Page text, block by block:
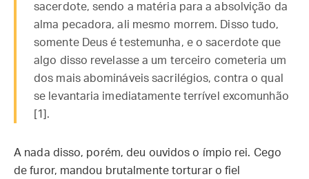
sacerdote, sendo a matéria para a absolvição da
alma pecadora, ali mesmo morrem. Disso tudo,
somente Deus é testemunha, e o sacerdote que
algo disso revelasse a um terceiro cometeria um
dos mais abomináveis sacrilégios, contra o qual
se levantaria imediatamente terrível excomunhão
[1].
A nada disso, porém, deu ouvidos o ímpio rei. Cego
de furor, mandou brutalmente torturar o fiel